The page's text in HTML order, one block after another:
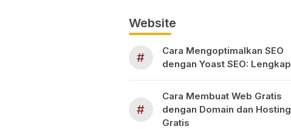
Website
#
Cara Mengoptimalkan SEO
dengan Yoast SEO: Lengkap
#
Cara Membuat Web Gratis
dengan Domain dan Hosting
Gratis